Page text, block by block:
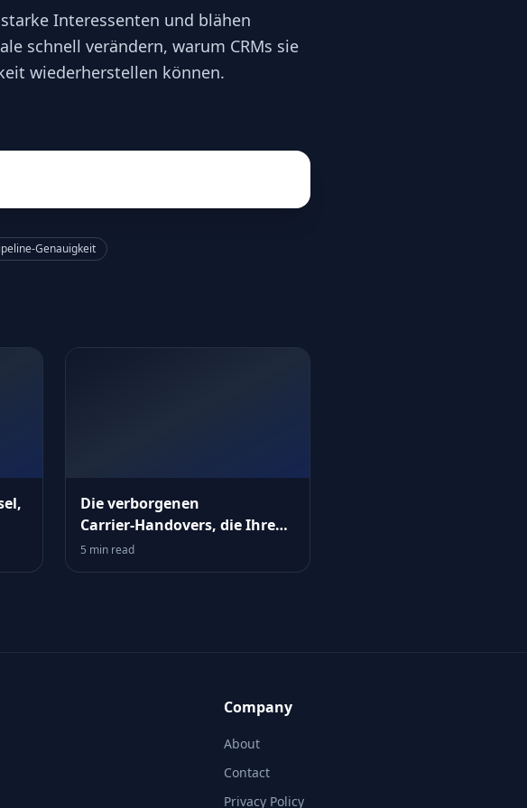
starke Interessenten und blähen
schnell verändern, warum CRMs sie
wiederherstellen können.
Die verborgenen
Carrier‑Handovers, die Ihre
Erreichbarkeitslogik
verwirren
5 min read
Company
About
Contact
Privacy Policy